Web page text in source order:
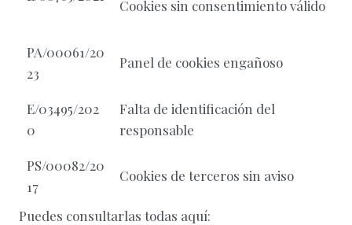
Cookies sin consentimiento válido
PA/00061/20
23
Panel de cookies engañoso
E/03495/202
0
Falta de identificación del
responsable
PS/00082/20
17
Cookies de terceros sin aviso
Puedes consultarlas todas aquí: